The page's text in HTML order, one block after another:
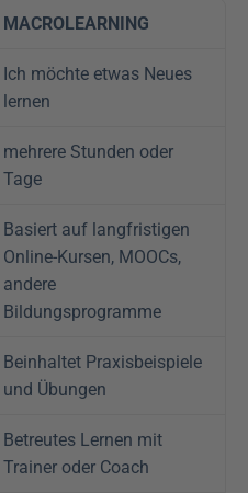
MACROLEARNING
Ich möchte etwas Neues
lernen
mehrere Stunden oder
Tage
Basiert auf langfristigen
Online-Kursen, MOOCs,
andere
Bildungsprogramme
Beinhaltet Praxisbeispiele
und Übungen
Betreutes Lernen mit
Trainer oder Coach